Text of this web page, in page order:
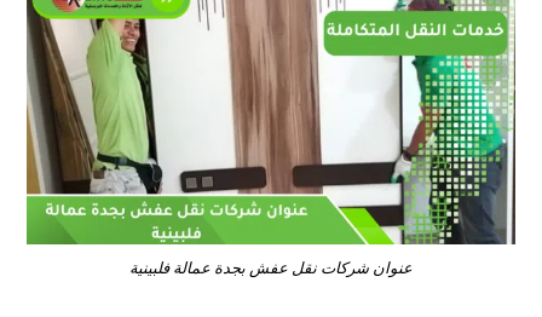
عنوان شركات نقل عفش بجدة عمالة فلبينية